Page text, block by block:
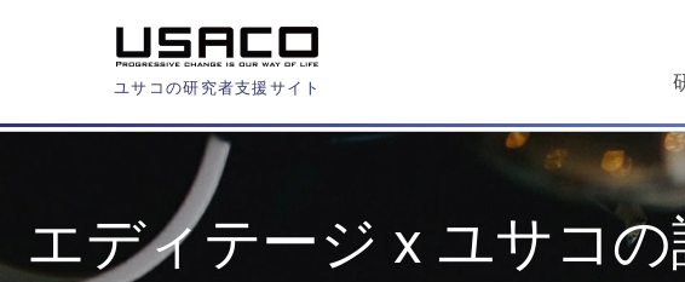
ユサコの研究者支援サイト
エディテージ x ユサコ